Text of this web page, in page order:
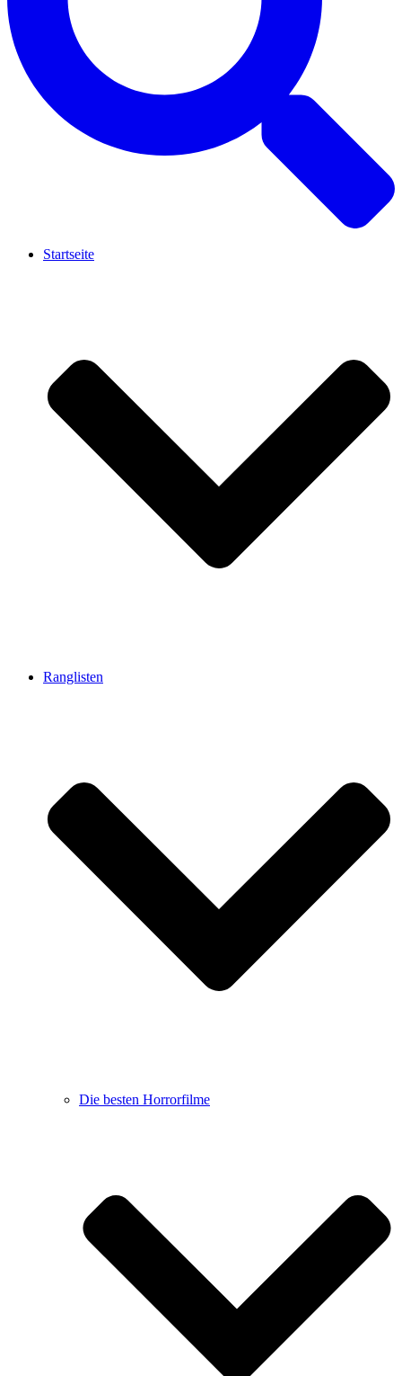
Startseite
Ranglisten
Die besten Horrorfilme